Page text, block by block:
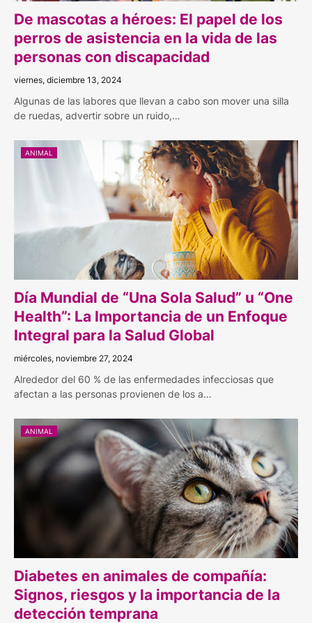
De mascotas a héroes: El papel de los
perros de asistencia en la vida de las
personas con discapacidad
viernes, diciembre 13, 2024
Algunas de las labores que llevan a cabo son mover una silla
de ruedas, advertir sobre un ruido,…
ANIMAL
Día Mundial de “Una Sola Salud” u “One
Health”: La Importancia de un Enfoque
Integral para la Salud Global
miércoles, noviembre 27, 2024
Alrededor del 60 % de las enfermedades infecciosas que
afectan a las personas provienen de los a…
ANIMAL
Diabetes en animales de compañía:
Signos, riesgos y la importancia de la
detección temprana